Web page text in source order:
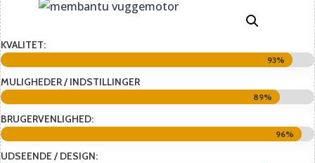
KVALITET:
93%
93%
MULIGHEDER / INDSTILLINGER
89%
89%
BRUGERVENLIGHED:
96%
96%
UDSEENDE / DESIGN: